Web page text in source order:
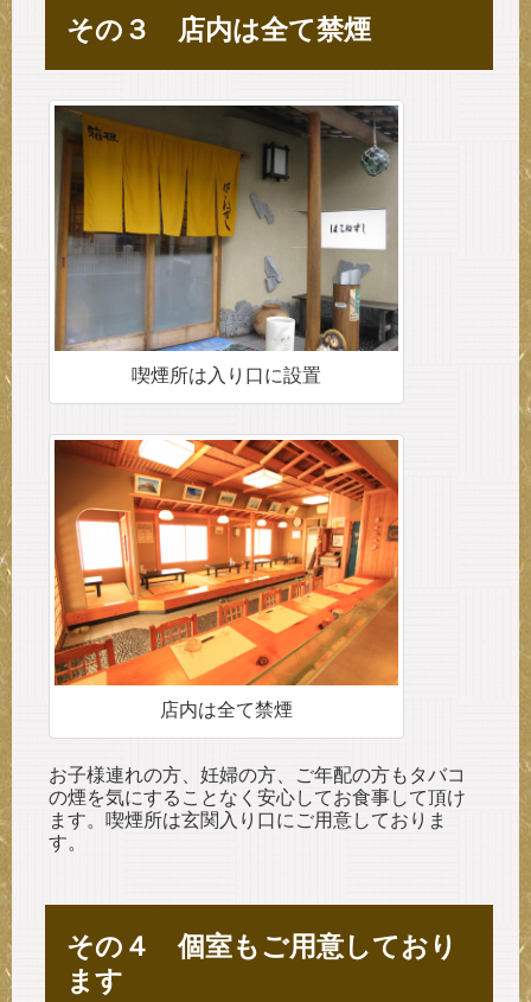
その３ 店内は全て禁煙
喫煙所は入り口に設置
店内は全て禁煙
お子様連れの方、妊婦の方、ご年配の方もタバコ
の煙を気にすることなく安心してお食事して頂け
ます。喫煙所は玄関入り口にご用意しておりま
す。
その４ 個室もご用意しており
ます